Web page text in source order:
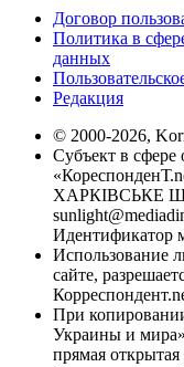
Договор
Политика в
данных
Редакция
© 2000-2026,
Субъект в
ХАРКІВСЬКЕ
Идентификатор
Использование
сайте,
При
Украины и
прямая